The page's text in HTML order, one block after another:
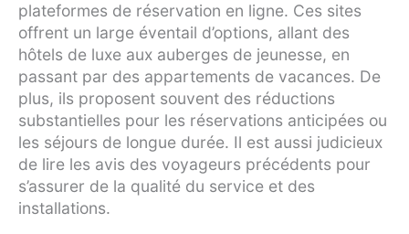
plateformes de réservation en ligne. Ces sites
offrent un large éventail d’options, allant des
hôtels de luxe aux auberges de jeunesse, en
passant par des appartements de vacances. De
plus, ils proposent souvent des réductions
substantielles pour les réservations anticipées ou
les séjours de longue durée. Il est aussi judicieux
de lire les avis des voyageurs précédents pour
s’assurer de la qualité du service et des
installations.